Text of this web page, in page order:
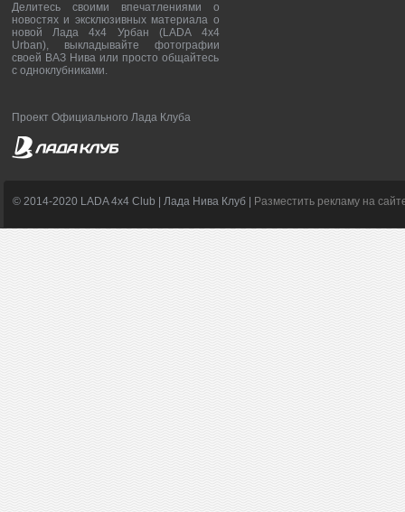
Делитесь своими впечатлениями о
новостях и эксклюзивных материала о
новой Лада 4х4 Урбан (LADA 4x4
Urban), выкладывайте фотографии
своей ВАЗ Нива или просто общайтесь
с одноклубниками.
Проект Официального Лада Клуба
© 2014-2020 LADA 4x4 Club | Лада Нива Клуб | Разместить рекламу на